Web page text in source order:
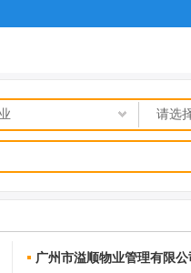
广州市溢顺物业管理有限公